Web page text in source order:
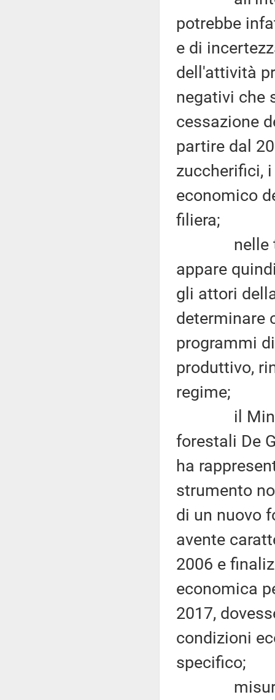
potrebbe
e di
dell'attività
negativi che
cessazione
partire dal
zuccherifici,
economico
filiera;
nelle tre
appare
gli attori
determinare
programmi
produttivo,
regime;
il Ministro
forestali De
ha
strumento
di un nuovo
avente
2006 e
economica
2017,
condizioni
specifico;
misure